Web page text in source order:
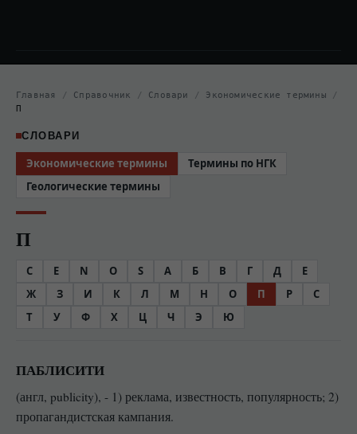
Главная / Справочник / Словари / Экономические термины /
П
СЛОВАРИ
Экономические термины
Термины по НГК
Геологические термины
П
C E N O S А Б В Г Д
Е
Ж
З И К Л М Н О П Р
С
Т
У Ф Х Ц Ч Э Ю
ПАБЛИСИТИ
(англ, publicity), - 1) реклама, известность, популярность; 2)
пропагандистская кампания.